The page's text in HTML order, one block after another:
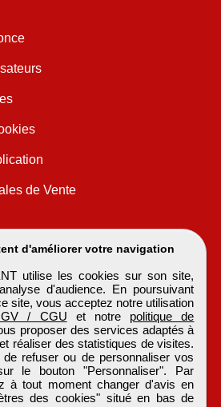
d'améliorer votre navigation
utilise les cookies sur son site,
d'audience. En poursuivant
site, vous acceptez notre utilisation
/ CGU et notre politique de
proposer des services adaptés à
réaliser des statistiques de visites.
refuser ou de personnaliser vos
le bouton "Personnaliser". Par
à tout moment changer d'avis en
des cookies" situé en bas de
de Vente